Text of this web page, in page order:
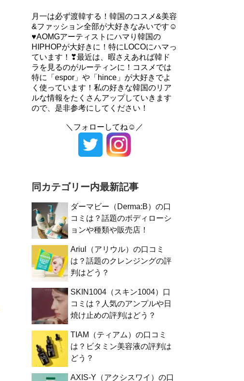
月一は必ず渡韓する！韓国のコスメ&美容
&ファッション全部が大好きなみいです☺
♥AOMGアーティストにハマり韓国の
HIPHOPが大好きに！特にLOCOにハマっ
ています！❣最近は、暇さえあれば韓ド
ラを見るのがルーティンに！コスメでは
特に「espor」や「hince」が大好きでよ
く使っています！私の好きな韓国のリア
ルな情報をたくさんアップしていきます
ので、是非参考にしてください！
＼フォローしてね☺／
同カテゴリー内最新記事
ダーマビー（Derma:B）の口
コミは？話題のボディローシ
ョンや種類や販売店！
Ariul（アリウル）の口コミ
は？話題のクレンジングの評
判はどう？
SKIN1004（スキン1004）口
コミは？人気のアンプルや日
焼け止めの評判はどう？
TIAM（ティアム）の口コミ
は？ビタミン美容液の評判は
どう？
AXIS-Y（アクシスワイ）の口